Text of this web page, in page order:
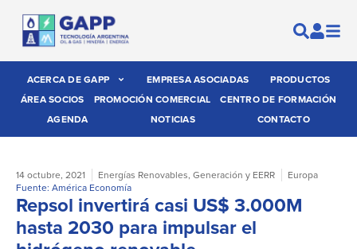
ACERCA DE GAPP EMPRESA ASOCIADAS
PRODUCTOS
ÁREA SOCIOS
PROMOCIÓN COMERCIAL
CENTRO DE FORMACIÓN
AGENDA
NOTICIAS CONTACTO
14 octubre, 2021 Energías Renovables, Generación y EERR
Europa
Fuente: América Economía
Repsol invertirá casi US$ 3.000M
hasta 2030 para impulsar el